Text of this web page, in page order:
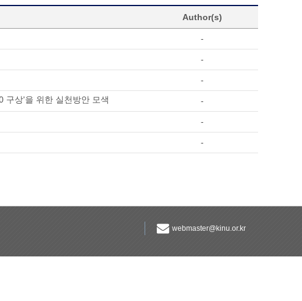
Author(s)
-
-
-
구상'을 위한 실천방안 모색 -
-
-
webmaster@kinu.or.kr